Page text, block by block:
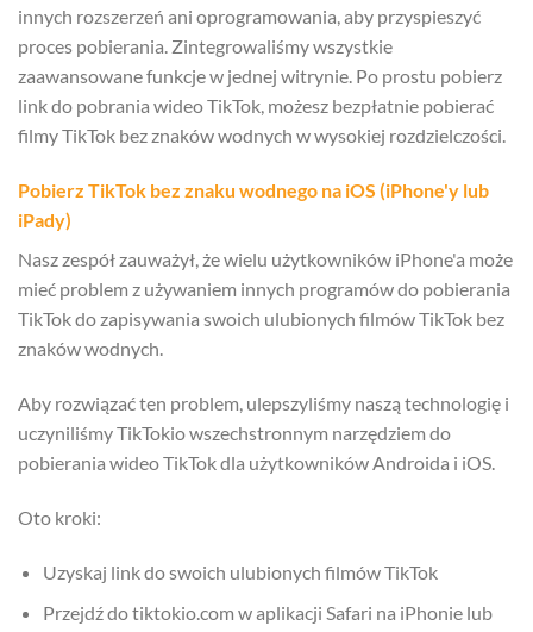
innych rozszerzeń ani oprogramowania, aby przyspieszyć
proces pobierania. Zintegrowaliśmy wszystkie
zaawansowane funkcje w jednej witrynie. Po prostu pobierz
link do pobrania wideo TikTok, możesz bezpłatnie pobierać
filmy TikTok bez znaków wodnych w wysokiej rozdzielczości.
Pobierz TikTok bez znaku wodnego na iOS (iPhone'y lub
iPady)
Nasz zespół zauważył, że wielu użytkowników iPhone'a może
mieć problem z używaniem innych programów do pobierania
TikTok do zapisywania swoich ulubionych filmów TikTok bez
znaków wodnych.
Aby rozwiązać ten problem, ulepszyliśmy naszą technologię i
uczyniliśmy TikTokio wszechstronnym narzędziem do
pobierania wideo TikTok dla użytkowników Androida i iOS.
Oto kroki:
Uzyskaj link do swoich ulubionych filmów TikTok
Przejdź do tiktokio.com w aplikacji Safari na iPhonie lub